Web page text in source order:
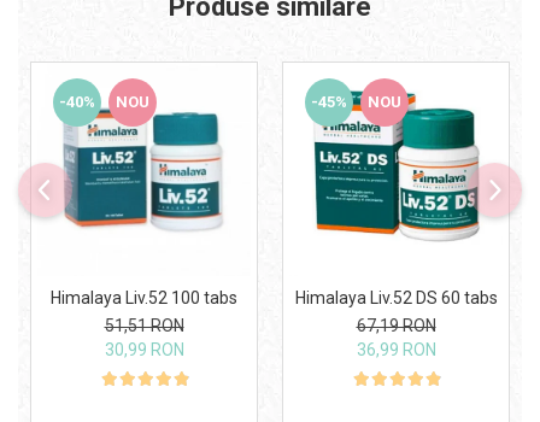
Produse similare
-40% NOU
Himalaya Liv.52 100 tabs
51,51 RON
30,99 RON
-45% NOU
Himalaya Liv.52 DS 60 tabs
67,19 RON
36,99 RON